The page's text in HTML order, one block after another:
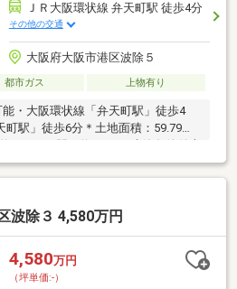
ＪＲ大阪環状線 弁天町駅 徒歩4分
その他の交通
大阪府大阪市港区波除５
都市ガス 上物有り
・大阪環状線「弁天町駅」徒歩4
駅」徒歩6分＊土地面積：59.79㎡
境＊ロピア 大阪ベイタワー店 徒
弁天町駅前店 徒歩3分 約237ｍ＊
ｍ＊業務スーパー弁天町店 徒歩
歩1分 約80ｍ＊市岡東中学校
波除３ 4,580万円
4,580万円
（坪単価:-）